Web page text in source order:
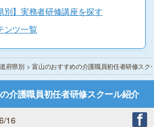
別】実務者研修講座を探す
ンツ一覧
府県別 > 富山のおすすめの介護職員初任者研修スク
介護職員初任者研修スクール紹介
16